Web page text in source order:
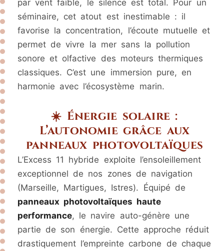
par vent faible, le silence est total. Pour un
séminaire, cet atout est inestimable : il
favorise la concentration, l’écoute mutuelle et
permet de vivre la mer sans la pollution
sonore et olfactive des moteurs thermiques
classiques. C’est une immersion pure, en
harmonie avec l’écosystème marin.
☀️ Énergie solaire :
L’autonomie grâce aux
panneaux photovoltaïques
L’Excess 11 hybride exploite l’ensoleillement
exceptionnel de nos zones de navigation
(Marseille, Martigues, Istres). Équipé de
panneaux photovoltaïques haute
performance, le navire auto-génère une
partie de son énergie. Cette approche réduit
drastiquement l’empreinte carbone de chaque